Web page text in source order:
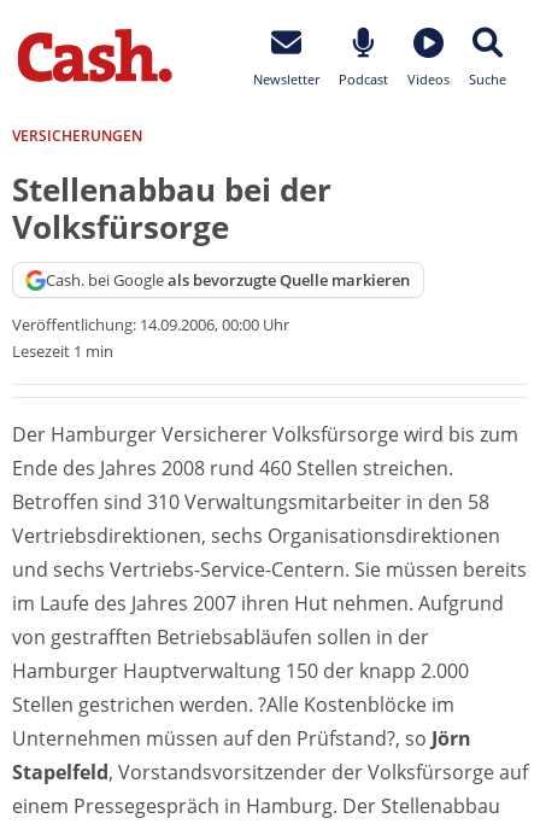
Newsletter Podcast Videos Suche
VERSICHERUNGEN
Stellenabbau bei der
Volksfürsorge
Cash. bei Googleals bevorzugte Quelle markieren
Veröffentlichung: 14.09.2006, 00:00 Uhr
Lesezeit 1 min
Der Hamburger Versicherer Volksfürsorge wird bis zum
Ende des Jahres 2008 rund 460 Stellen streichen.
Betroffen sind 310 Verwaltungsmitarbeiter in den 58
Vertriebsdirektionen, sechs Organisationsdirektionen
und sechs Vertriebs-Service-Centern. Sie müssen bereits
im Laufe des Jahres 2007 ihren Hut nehmen. Aufgrund
von gestrafften Betriebsabläufen sollen in der
Hamburger Hauptverwaltung 150 der knapp 2.000
Stellen gestrichen werden. ?Alle Kostenblöcke im
Unternehmen müssen auf den Prüfstand?, so Jörn
Stapelfeld, Vorstandsvorsitzender der Volksfürsorge auf
einem Pressegespräch in Hamburg. Der Stellenabbau